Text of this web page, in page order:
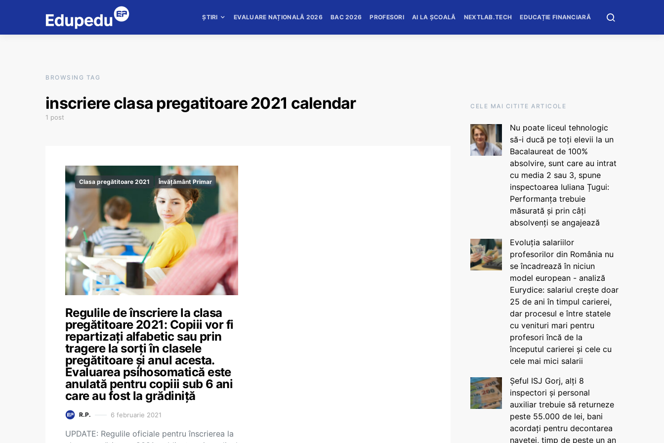
ȘTIRI EVALUARE NAȚIONALĂ 2026 BAC 2026 PROFESORI AI LA ȘCOALĂ NEXTLAB.TECH EDUCAȚIE FINANCIARĂ
BROWSING TAG
inscriere clasa pregatitoare 2021 calendar
1 post
Clasa pregătitoare 2021 Învățământ Primar
Regulile de înscriere la clasa
pregătitoare 2021: Copiii vor fi
repartizați alfabetic sau prin
tragere la sorți în clasele
pregătitoare și anul acesta.
Evaluarea psihosomatică este
anulată pentru copiii sub 6 ani
care au fost la grădiniță
R.P. 6 februarie 2021
UPDATE: Regulile oficiale pentru înscrierea la
CELE MAI CITITE ARTICOLE
Nu poate liceul tehnologic
să-i ducă pe toți elevii la un
Bacalaureat de 100%
absolvire, sunt care au intrat
cu media 2 sau 3, spune
inspectoarea Iuliana Țugui:
Performanța trebuie
măsurată și prin câți
absolvenți se angajează
Evoluția salariilor
profesorilor din România nu
se încadrează în niciun
model european - analiză
Eurydice: salariul crește doar
25 de ani în timpul carierei,
dar procesul e între statele
cu venituri mari pentru
profesori încă de la
începutul carierei și cele cu
cele mai mici salarii
Șeful ISJ Gorj, alți 8
inspectori și personal
auxiliar trebuie să returneze
peste 55.000 de lei, bani
acordați pentru decontarea
navetei, timp de peste un an